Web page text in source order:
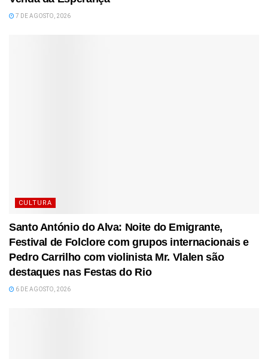
7 DE AGOSTO, 2026
CULTURA
Santo António do Alva: Noite do Emigrante,
Festival de Folclore com grupos internacionais e
Pedro Carrilho com violinista Mr. Vlalen são
destaques nas Festas do Rio
6 DE AGOSTO, 2026